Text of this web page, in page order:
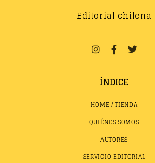
Editorial chilena
ÍNDICE
HOME / TIENDA
QUIÉNES SOMOS
AUTORES
SERVICIO EDITORIAL